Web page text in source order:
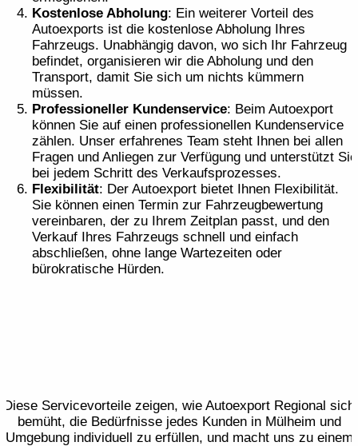
Kostenlose Abholung: Ein weiterer Vorteil des
Autoexports ist die kostenlose Abholung Ihres
Fahrzeugs. Unabhängig davon, wo sich Ihr Fahrzeug
befindet, organisieren wir die Abholung und den
Transport, damit Sie sich um nichts kümmern
müssen.
Professioneller Kundenservice: Beim Autoexport
können Sie auf einen professionellen Kundenservice
zählen. Unser erfahrenes Team steht Ihnen bei allen
Fragen und Anliegen zur Verfügung und unterstützt Sie
bei jedem Schritt des Verkaufsprozesses.
Flexibilität: Der Autoexport bietet Ihnen Flexibilität.
Sie können einen Termin zur Fahrzeugbewertung
vereinbaren, der zu Ihrem Zeitplan passt, und den
Verkauf Ihres Fahrzeugs schnell und einfach
abschließen, ohne lange Wartezeiten oder
bürokratische Hürden.
Diese Servicevorteile zeigen, wie Autoexport Regional sich
bemüht, die Bedürfnisse jedes Kunden in Mülheim und
Umgebung individuell zu erfüllen, und macht uns zu einem